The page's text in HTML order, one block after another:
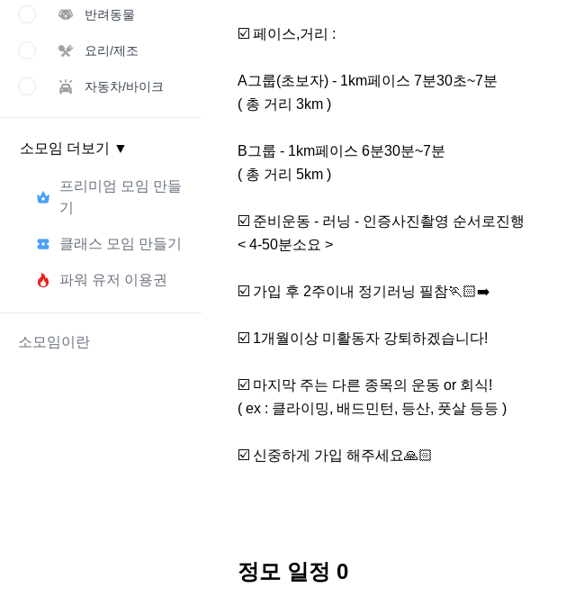
반려동물
요리/제조
자동차/바이크
소모임 더보기 ▼
프리미엄 모임 만들
기
클래스 모임 만들기
파워 유저 이용권
소모임이란
☑️ 페이스,거리 :
A그룹(초보자) - 1km페이스 7분30초~7분
( 총 거리 3km )
B그룹 - 1km페이스 6분30분~7분
( 총 거리 5km )
☑️ 준비운동 - 러닝 - 인증사진촬영 순서로진행
< 4-50분소요 >
☑️ 가입 후 2주이내 정기러닝 필참🏃🏻‍➡️
☑️ 1개월이상 미활동자 강퇴하겠습니다!
☑️ 마지막 주는 다른 종목의 운동 or 회식!
( ex : 클라이밍, 배드민턴, 등산, 풋살 등등 )
☑️ 신중하게 가입 해주세요🙏🏻
정모 일정 0